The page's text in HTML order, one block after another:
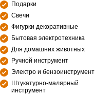
Подарки
Свечи
Фигурки декоративные
Бытовая электротехника
Для домашних животных
Ручной инструмент
Электро и бензоинструмент
Штукатурно-малярный
инструмент